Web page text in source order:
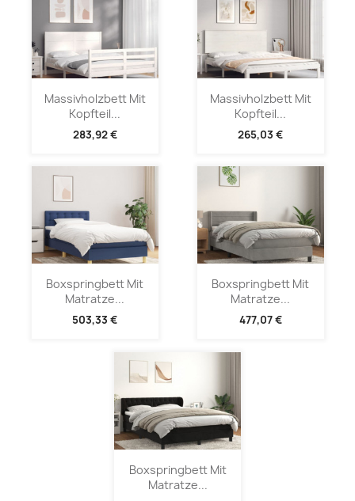
Massivholzbett Mit
Kopfteil...
283,92 €
Massivholzbett Mit
Kopfteil...
265,03 €
Boxspringbett Mit
Matratze...
503,33 €
Boxspringbett Mit
Matratze...
477,07 €
Boxspringbett Mit
Matratze...